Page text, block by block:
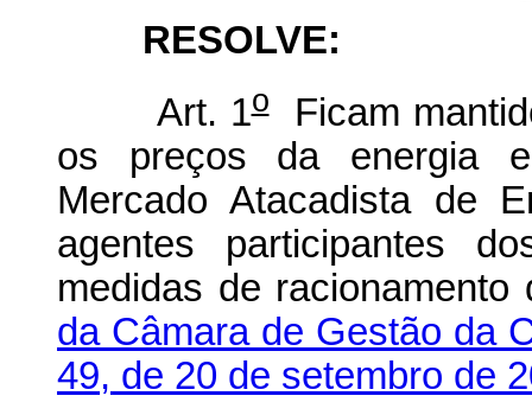
RESOLVE:
Art. 1oFicam
os preços da energia
Mercado Atacadista de
agentes participantes
medidas de
da Câmara de Gestão da
49, de 20 de setembro de